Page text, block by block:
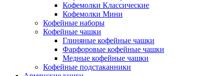
Кофемолки Классические
Кофемолки Мини
Кофейные наборы
Кофейные чашки
Глиняные кофейные чашки
Фарфоровые кофейные чашки
Медные кофейные чашки
Кофейные подстаканники